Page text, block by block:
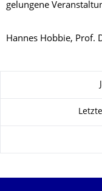
gelungene
Hannes Hobbie, Prof.